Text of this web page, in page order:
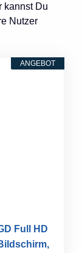
kannst Du
Nutzer
ANGEBOT
Full HD